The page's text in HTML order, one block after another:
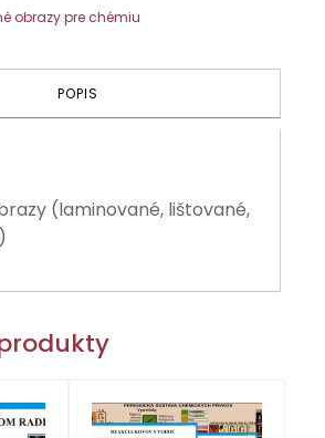
obrazy pre chémiu
POPIS
(laminované, lištované,